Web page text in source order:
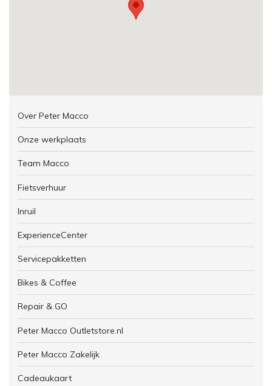
Over Peter Macco
Onze werkplaats
Team Macco
Fietsverhuur
Inruil
ExperienceCenter
Servicepakketten
Bikes & Coffee
Repair & GO
Peter Macco Outletstore.nl
Peter Macco Zakelijk
Cadeaukaart